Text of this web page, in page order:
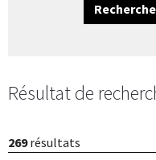
Résultat de
269résultats